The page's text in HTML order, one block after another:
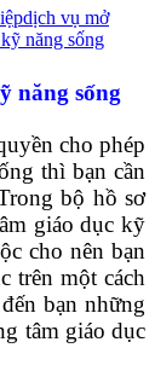
dịch vụ mở
năng sống
năng sống
cho phép
thì bạn cần
bộ hồ sơ
giáo dục kỹ
cho nên bạn
trên một cách
bạn những
tâm giáo dục